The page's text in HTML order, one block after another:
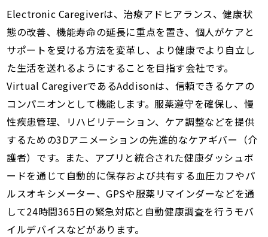
Electronic Caregiverは、治療アドヒアランス、健康状
態の改善、機能寿命の延長に重点を置き、個人がケアと
サポートを受ける方法を変革し、より健康でより自立し
た生活を送れるようにすることを目指す会社です。
Virtual CaregiverであるAddisonは、信頼できるケアの
コンパニオンとして機能します。服薬遵守を確保し、慢
性疾患管理、リハビリテーション、ケア調整などを提供
するための3Dアニメーションの先進的なケアギバー（介
護者）です。また、アプリと統合された健康ダッシュボ
ードを通じて自動的に保存および共有する血圧カフやパ
ルスオキシメーター、GPSや服薬リマインダーなどを通
して24時間365日の緊急対応と自動健康調査を行うモバ
イルデバイスなどがあります。